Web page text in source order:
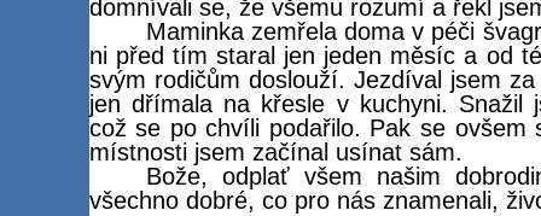
domnívali se, že všemu rozumí a řekl
Maminka zemřela doma v péči
ni před tím staral jen jeden měsíc a od
svým rodičům doslouží. Jezdíval jsem
jen dřímala na křesle v kuchyni. Snažil
což se po chvíli podařilo. Pak se ovšem
místnosti jsem začínal usínat sám.
Bože, odplať všem našim
všechno dobré, co pro nás znamenali,